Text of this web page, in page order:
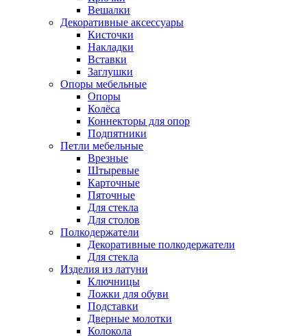
Вешалки
Декоративные аксессуары
Кисточки
Накладки
Вставки
Заглушки
Опоры мебельные
Опоры
Колёса
Коннекторы для опор
Подпятники
Петли мебельные
Врезные
Штыревые
Карточные
Пяточные
Для стекла
Для столов
Полкодержатели
Декоративные полкодержатели
Для стекла
Изделия из латуни
Ключницы
Ложки для обуви
Подставки
Дверные молотки
Колокола